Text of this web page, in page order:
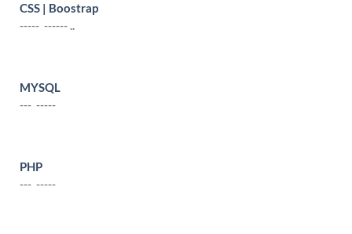
CSS | Boostrap
----- ------ ..
MYSQL
--- -----
PHP
--- -----